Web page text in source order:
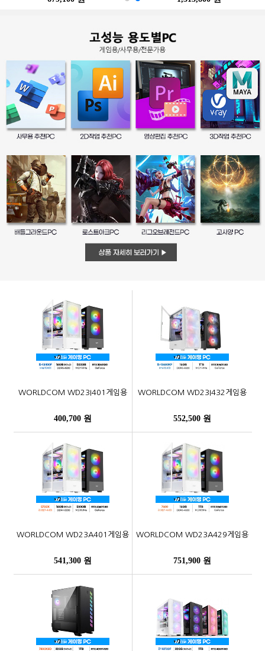
WORLDCOM WD23I401게임용
400,700 원
WORLDCOM WD23I432게임용
552,500 원
WORLDCOM WD23A401게임용
541,300 원
WORLDCOM WD23A429게임용
751,900 원